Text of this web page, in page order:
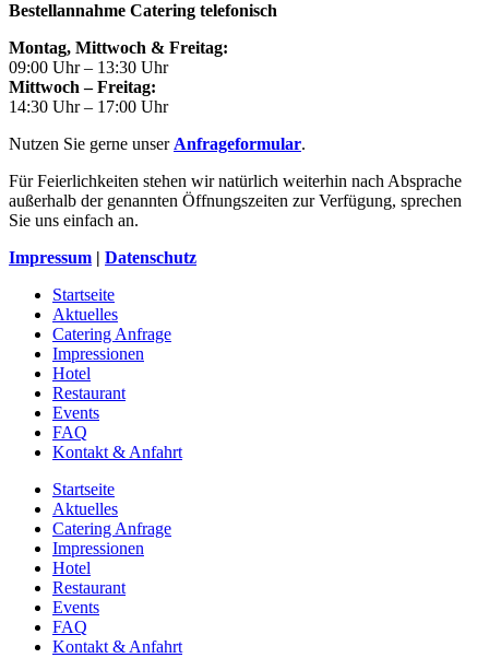
Bestellannahme Catering telefonisch
Montag, Mittwoch & Freitag:
09:00 Uhr – 13:30 Uhr
Mittwoch – Freitag:
14:30 Uhr – 17:00 Uhr
Nutzen Sie gerne unser Anfrageformular.
Für Feierlichkeiten stehen wir natürlich weiterhin nach Absprache
außerhalb der genannten Öffnungszeiten zur Verfügung, sprechen
Sie uns einfach an.
Impressum | Datenschutz
Startseite
Aktuelles
Catering Anfrage
Impressionen
Hotel
Restaurant
Events
FAQ
Kontakt & Anfahrt
Startseite
Aktuelles
Catering Anfrage
Impressionen
Hotel
Restaurant
Events
FAQ
Kontakt & Anfahrt